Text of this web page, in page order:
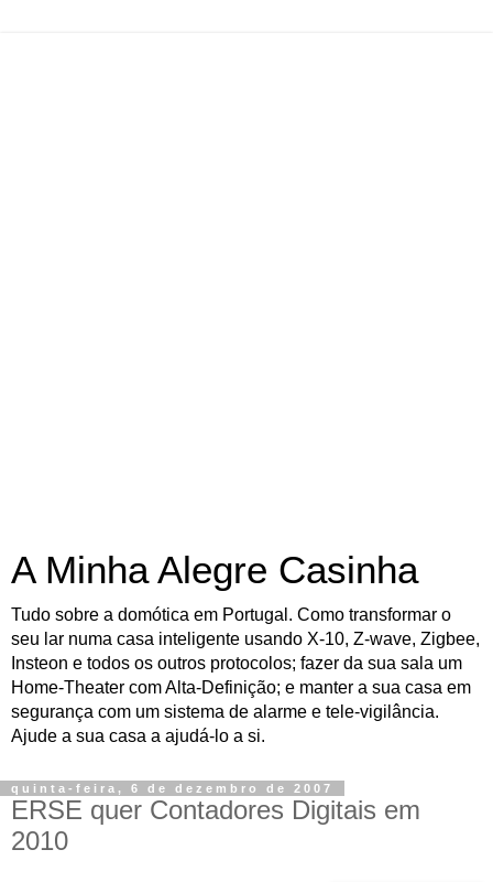
A Minha Alegre Casinha
Tudo sobre a domótica em Portugal. Como transformar o
seu lar numa casa inteligente usando X-10, Z-wave, Zigbee,
Insteon e todos os outros protocolos; fazer da sua sala um
Home-Theater com Alta-Definição; e manter a sua casa em
segurança com um sistema de alarme e tele-vigilância.
Ajude a sua casa a ajudá-lo a si.
quinta-feira, 6 de dezembro de 2007
ERSE quer Contadores Digitais em
2010